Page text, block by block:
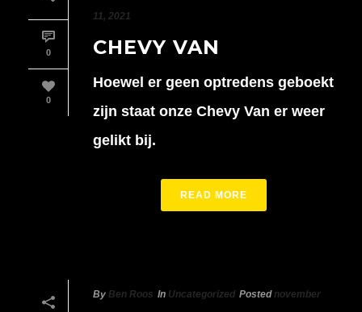
0
0
11, 2021
CHEVY VAN
Hoewel er geen optredens geboekt
zijn staat onze Chevy Van er weer
gelikt bij.
READ MORE
By Ben Roos In Uncategorized Posted november